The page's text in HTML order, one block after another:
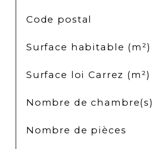
TRAD_SIROCCO_Caracteristique
Code postal
Surface habitable (m²)
Surface loi Carrez (m²)
Nombre de chambre(s)
Nombre de pièces